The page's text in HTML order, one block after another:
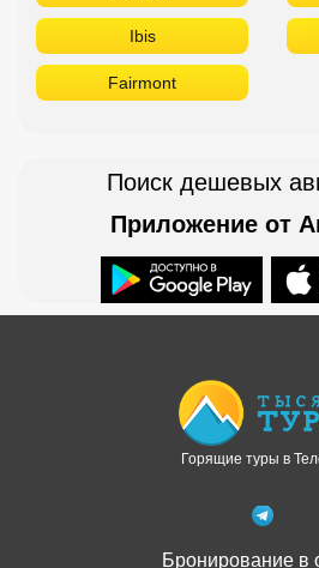
Ibis
Fairmont
Поиск дешевых
Приложение от
Горящие туры в
Бронирование в